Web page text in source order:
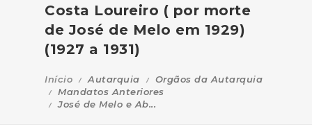
Costa Loureiro ( por morte
de José de Melo em 1929)
(1927 a 1931)
Início Autarquia
Orgãos da Autarquia
Mandatos Anteriores
José de Melo e Ab...